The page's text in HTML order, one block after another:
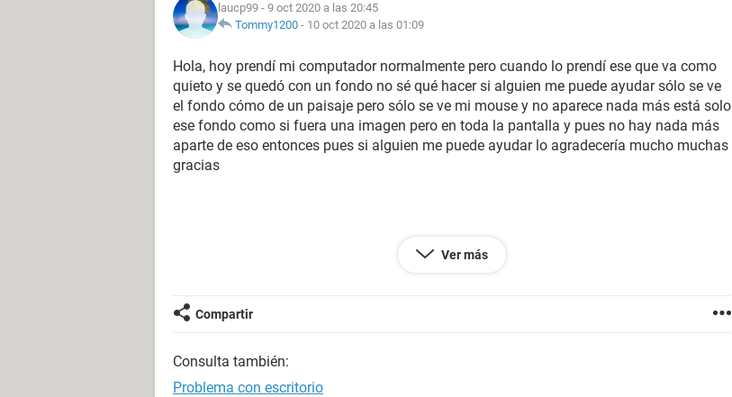
laucp99 - 9 oct 2020 a las 20:45
Tommy1200 - 10 oct 2020 a las 01:09
Hola, hoy prendí mi computador normalmente pero cuando lo prendí ese que va como
quieto y se quedó con un fondo no sé qué hacer si alguien me puede ayudar sólo se ve
el fondo cómo de un paisaje pero sólo se ve mi mouse y no aparece nada más está solo
ese fondo como si fuera una imagen pero en toda la pantalla y pues no hay nada más
aparte de eso entonces pues si alguien me puede ayudar lo agradecería mucho muchas
gracias
Ver más
Compartir
Consulta también:
Problema con escritorio